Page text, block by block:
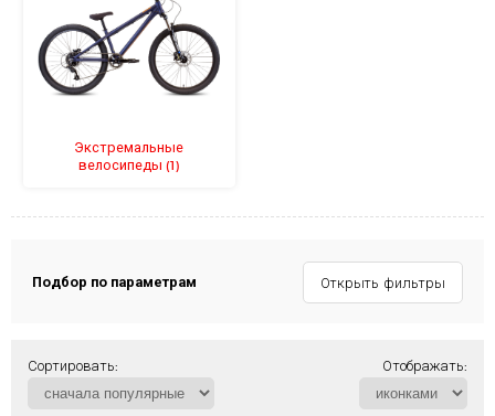
Экстремальные
велосипеды(1)
Подбор по параметрам Открыть фильтры
Сортировать: Отображать: